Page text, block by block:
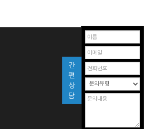
간
편
상
담